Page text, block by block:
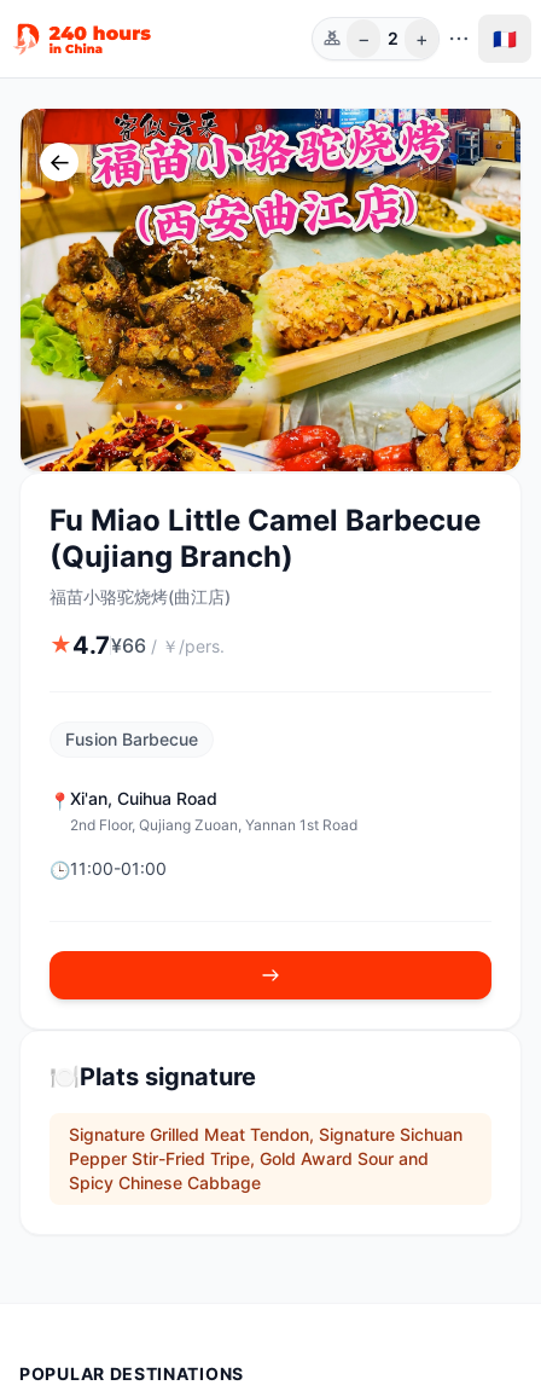
Pers.
− 2 + 🇫🇷
←
Fu Miao Little Camel Barbecue
(Qujiang Branch)
福苗小骆驼烧烤(曲江店)
★4.7¥66 / ￥/pers.
Fusion Barbecue
📍 Xi'an, Cuihua Road
2nd Floor, Qujiang Zuoan, Yannan 1st Road
🕒11:00-01:00
🍽️Plats signature
Signature Grilled Meat Tendon, Signature Sichuan
Pepper Stir-Fried Tripe, Gold Award Sour and
Spicy Chinese Cabbage
POPULAR DESTINATIONS